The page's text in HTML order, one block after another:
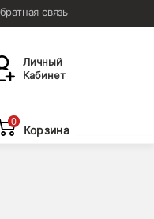
связь
Личный
Кабинет
0
Корзина